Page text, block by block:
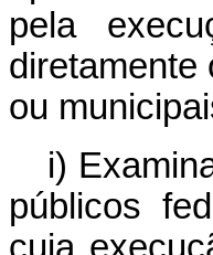
pela
diretamente
ou
i)
públicos